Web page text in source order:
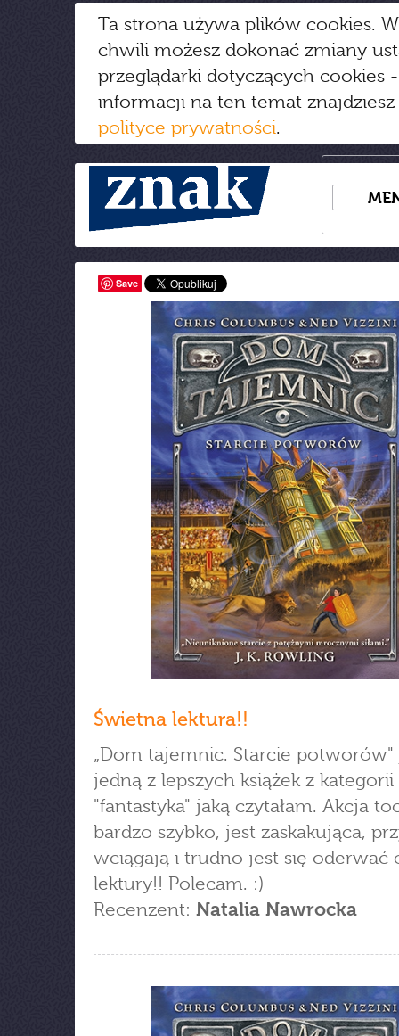
Ta strona używa plików cookies.
chwili możesz dokonać zmiany
przeglądarki dotyczących cookies
informacji na ten temat
polityce prywatności.
Save
Świetna lektura!!
„Dom tajemnic. Starcie potworów"
jedną z lepszych książek z kategorii
"fantastyka" jaką czytałam. Akcja
bardzo szybko, jest zaskakująca,
wciągają i trudno jest się oderwać
lektury!! Polecam. :)
Recenzent: Natalia Nawrocka